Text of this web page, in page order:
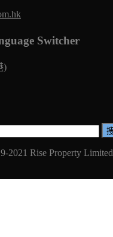
Switcher
)
2021 Rise Property Limited